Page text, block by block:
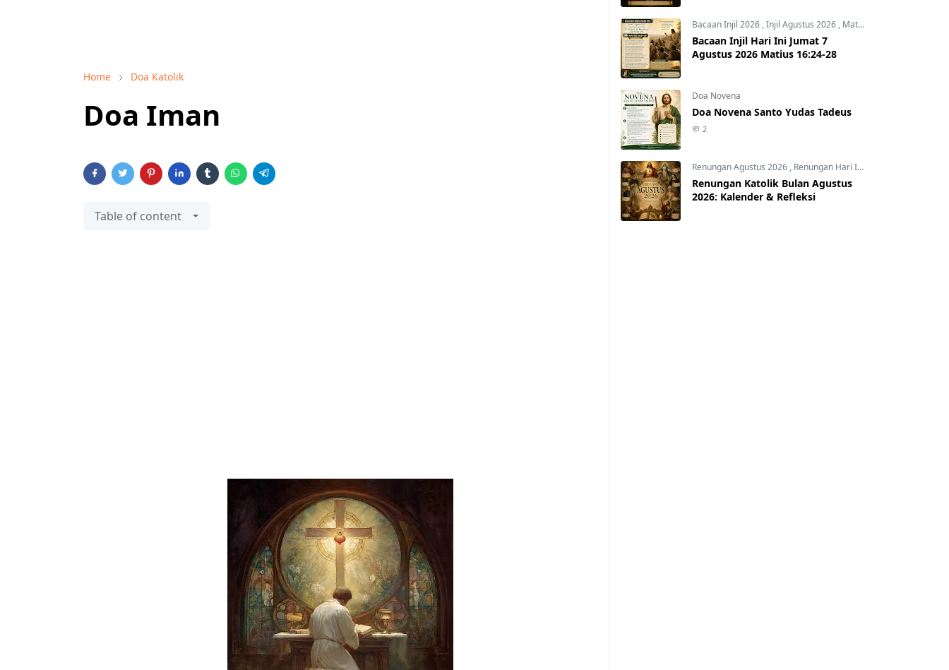
Home Doa Katolik
Doa Iman
Table of content
Bacaan Injil 2026 ,Injil Agustus 2026 , Matius 16:24-28
Bacaan Injil Hari Ini Jumat 7
Agustus 2026 Matius 16:24-28
Doa Novena
Doa Novena Santo Yudas Tadeus
2
Renungan Agustus 2026 , Renungan Hari Ini
Renungan Katolik Bulan Agustus
2026: Kalender & Refleksi